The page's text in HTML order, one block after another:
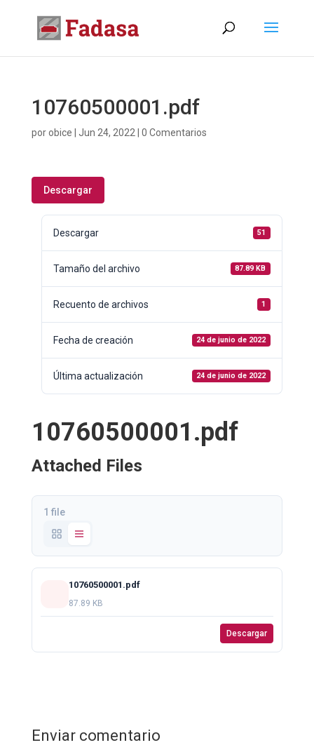
10760500001.pdf
porobice Jun 24, 2022 0 Comentarios
Descargar
Descargar 51
Tamaño del archivo 87.89 KB
Recuento de archivos 1
Fecha de creación 24 de junio de 2022
Última actualización 24 de junio de 2022
10760500001.pdf
Attached Files
1 file
10760500001.pdf
87.89 KB
Descargar
Enviar comentario